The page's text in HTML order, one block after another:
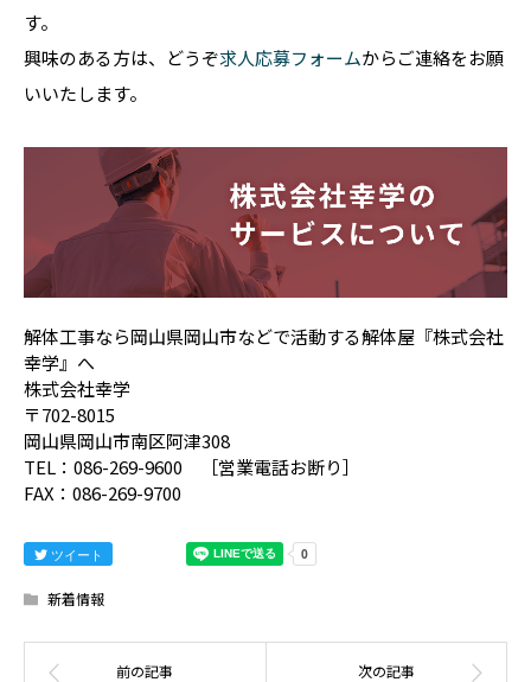
す。
興味のある方は、どうぞ求人応募フォームからご連絡をお願
いいたします。
解体工事なら岡山県岡山市などで活動する解体屋『株式会社
幸学』へ
株式会社幸学
〒702-8015
岡山県岡山市南区阿津308
TEL：086-269-9600 ［営業電話お断り］
FAX：086-269-9700
ツイート
新着情報